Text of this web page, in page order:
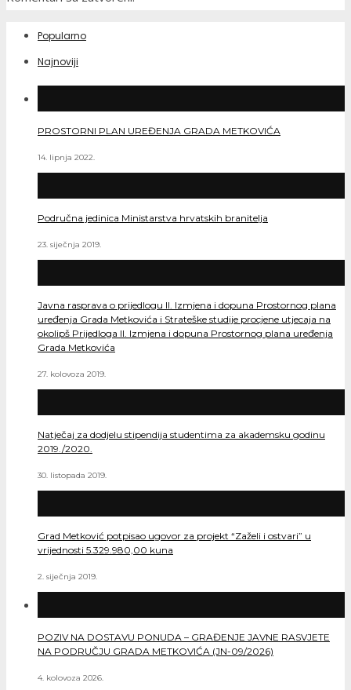
Popularno
Najnoviji
PROSTORNI PLAN UREĐENJA GRADA METKOVIĆA
14. lipnja 2022.
Područna jedinica Ministarstva hrvatskih branitelja
23. siječnja 2019.
Javna rasprava o prijedlogu II. Izmjena i dopuna Prostornog plana
uređenja Grada Metkovića i Strateške studije procjene utjecaja na
okolipš Prijedloga II. Izmjena i dopuna Prostornog plana uređenja
Grada Metkovića
27. kolovoza 2019.
Natječaj za dodjelu stipendija studentima za akademsku godinu
2019./2020.
30. listopada 2019.
Grad Metković potpisao ugovor za projekt “Zaželi i ostvari” u
vrijednosti 5.329.980,00 kuna
2. siječnja 2019.
POZIV NA DOSTAVU PONUDA – GRAĐENJE JAVNE RASVJETE
NA PODRUČJU GRADA METKOVIĆA (JN-09/2026)
4. kolovoza 2026.